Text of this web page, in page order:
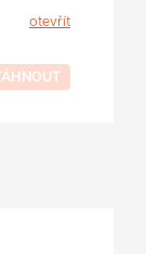
otevřít